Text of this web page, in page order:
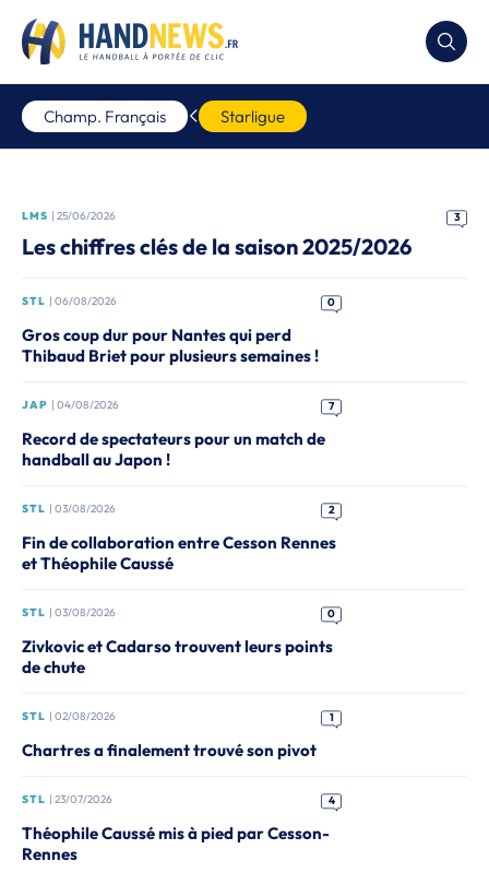
Champ. Français Starligue
LMS | 25/06/2026 3
Les chiffres clés de la saison 2025/2026
À LA UNE
STL | 06/08/2026 0
Gros coup dur pour Nantes qui perd
Thibaud Briet pour plusieurs semaines !
JAP | 04/08/2026 7
Record de spectateurs pour un match de
handball au Japon !
STL | 03/08/2026 2
Fin de collaboration entre Cesson Rennes
et Théophile Caussé
STL | 03/08/2026 0
Zivkovic et Cadarso trouvent leurs points
de chute
STL | 02/08/2026 1
Chartres a finalement trouvé son pivot
STL | 23/07/2026 4
Théophile Caussé mis à pied par Cesson-
Rennes